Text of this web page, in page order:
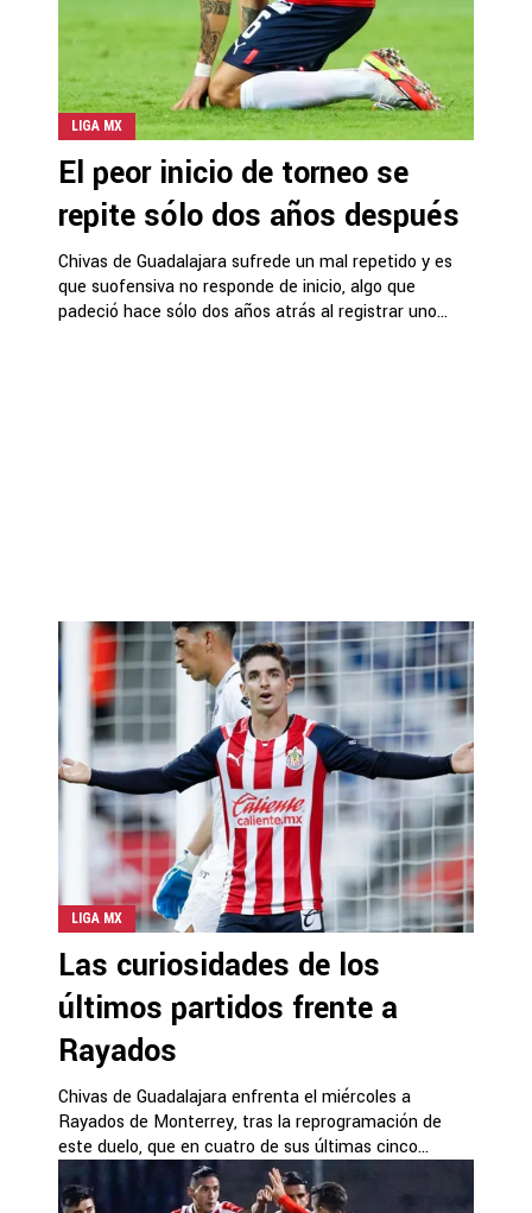
LIGA MX
El peor inicio de torneo se
repite sólo dos años después
Chivas de Guadalajara sufrede un mal repetido y es
que suofensiva no responde de inicio, algo que
padeció hace sólo dos años atrás al registrar uno...
LIGA MX
Las curiosidades de los
últimos partidos frente a
Rayados
Chivas de Guadalajara enfrenta el miércoles a
Rayados de Monterrey, tras la reprogramación de
este duelo, que en cuatro de sus últimas cinco...